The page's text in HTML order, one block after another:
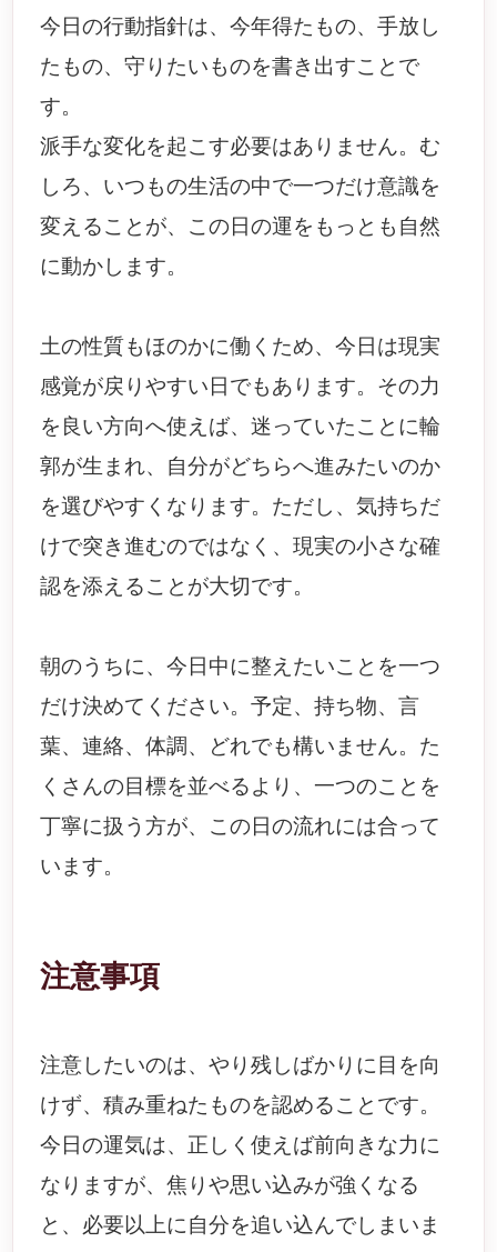
今日の行動指針は、今年得たもの、手放し
たもの、守りたいものを書き出すことで
す。
派手な変化を起こす必要はありません。む
しろ、いつもの生活の中で一つだけ意識を
変えることが、この日の運をもっとも自然
に動かします。
土の性質もほのかに働くため、今日は現実
感覚が戻りやすい日でもあります。その力
を良い方向へ使えば、迷っていたことに輪
郭が生まれ、自分がどちらへ進みたいのか
を選びやすくなります。ただし、気持ちだ
けで突き進むのではなく、現実の小さな確
認を添えることが大切です。
朝のうちに、今日中に整えたいことを一つ
だけ決めてください。予定、持ち物、言
葉、連絡、体調、どれでも構いません。た
くさんの目標を並べるより、一つのことを
丁寧に扱う方が、この日の流れには合って
います。
注意事項
注意したいのは、やり残しばかりに目を向
けず、積み重ねたものを認めることです。
今日の運気は、正しく使えば前向きな力に
なりますが、焦りや思い込みが強くなる
と、必要以上に自分を追い込んでしまいま